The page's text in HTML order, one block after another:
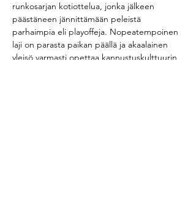
runkosarjan kotiottelua, jonka jälkeen
päästäneen jännittämään peleistä
parhaimpia eli playoffeja. Nopeatempoinen
laji on parasta paikan päällä ja akaalainen
yleisö varmasti opettaa kannustuskulttuurin